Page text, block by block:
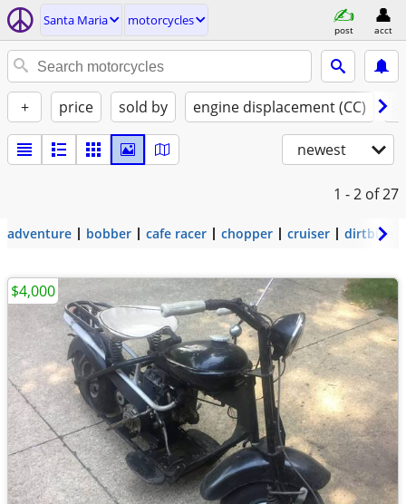
Santa Maria motorcycles
post acct
+ price sold by engine displacement (CC)
newest
1 - 2 of 27
adventure bobber cafe racer chopper cruiser dirtbike
$4,000